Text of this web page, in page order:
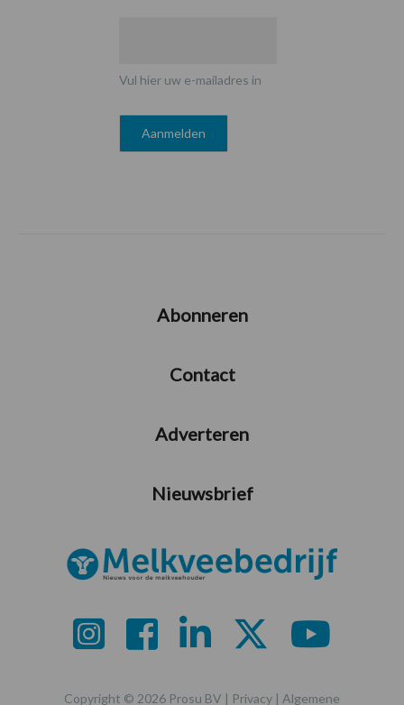
Vul hier uw e-mailadres in
Abonneren
Contact
Adverteren
Nieuwsbrief
Copyright © 2026 Prosu BV | Privacy | Algemene